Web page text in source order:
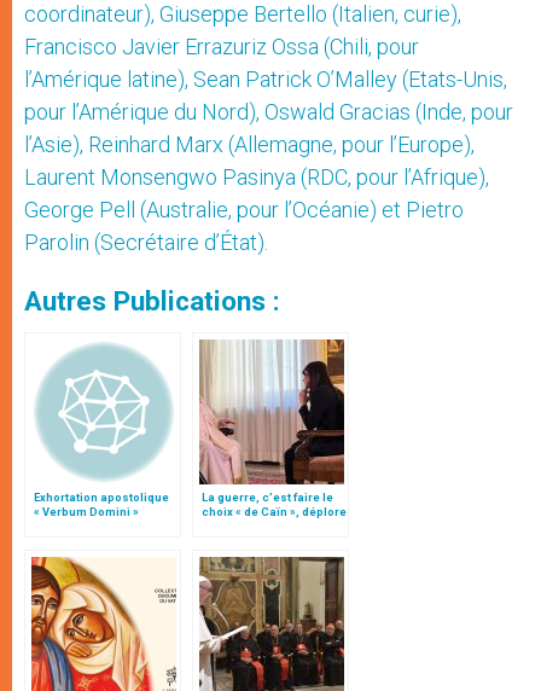
coordinateur), Giuseppe Bertello (Italien, curie),
Francisco Javier Errazuriz Ossa (Chili, pour
l’Amérique latine), Sean Patrick O’Malley (Etats-Unis,
pour l’Amérique du Nord), Oswald Gracias (Inde, pour
l’Asie), Reinhard Marx (Allemagne, pour l’Europe),
Laurent Monsengwo Pasinya (RDC, pour l’Afrique),
George Pell (Australie, pour l’Océanie) et Pietro
Parolin (Secrétaire d’État).
Autres Publications :
Exhortation apostolique
« Verbum Domini »
La guerre, c’est faire le
choix « de Caïn », déplore